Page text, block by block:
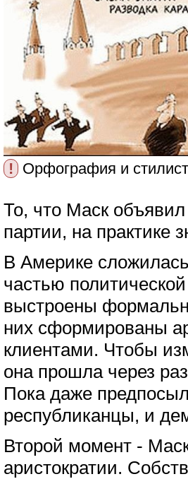
! Орфография и
То, что Маск
партии, на практике
В Америке
частью
выстроены
них сформированы
клиентами. Чтобы
она прошла через
Пока даже
республиканцы, и
Второй момент -
аристократии.